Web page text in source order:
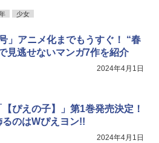
少女
」アニメ化までもうすぐ！ “春
見逃せないマンガ7作を紹介
2024年4月1日
ぴえの子】」第1巻発売決定！
るのはWぴえヨン!!
2024年4月1日